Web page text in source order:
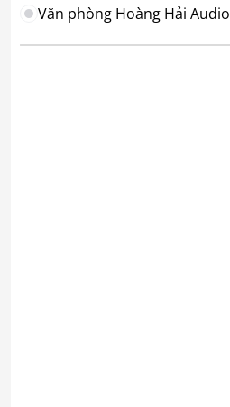
Văn phòng Hoàng Hải Audio